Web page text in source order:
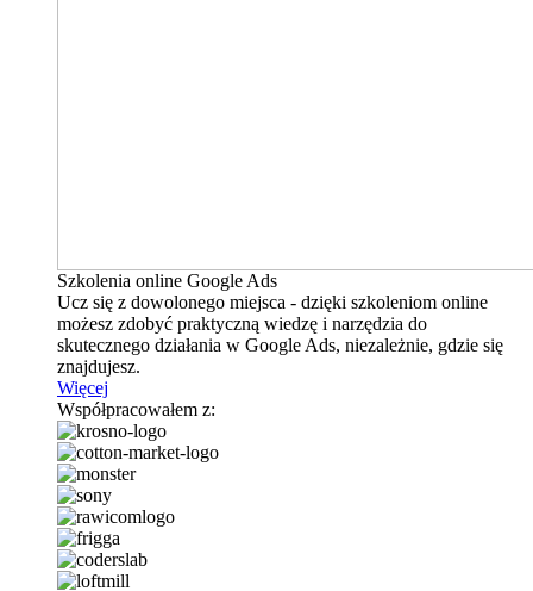
Szkolenia online Google Ads
Ucz się z dowolonego miejsca - dzięki szkoleniom online
możesz zdobyć praktyczną wiedzę i narzędzia do
skutecznego działania w Google Ads, niezależnie, gdzie się
znajdujesz.
Więcej
Współpracowałem z: